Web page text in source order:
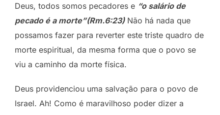
Deus, todos somos pecadores e “o salário de
pecado é a morte”(Rm.6:23)Não há nada que
possamos fazer para reverter este triste quadro de
morte espiritual, da mesma forma que o povo se
viu a caminho da morte física.
Deus providenciou uma salvação para o povo de
Israel. Ah! Como é maravilhoso poder dizer a